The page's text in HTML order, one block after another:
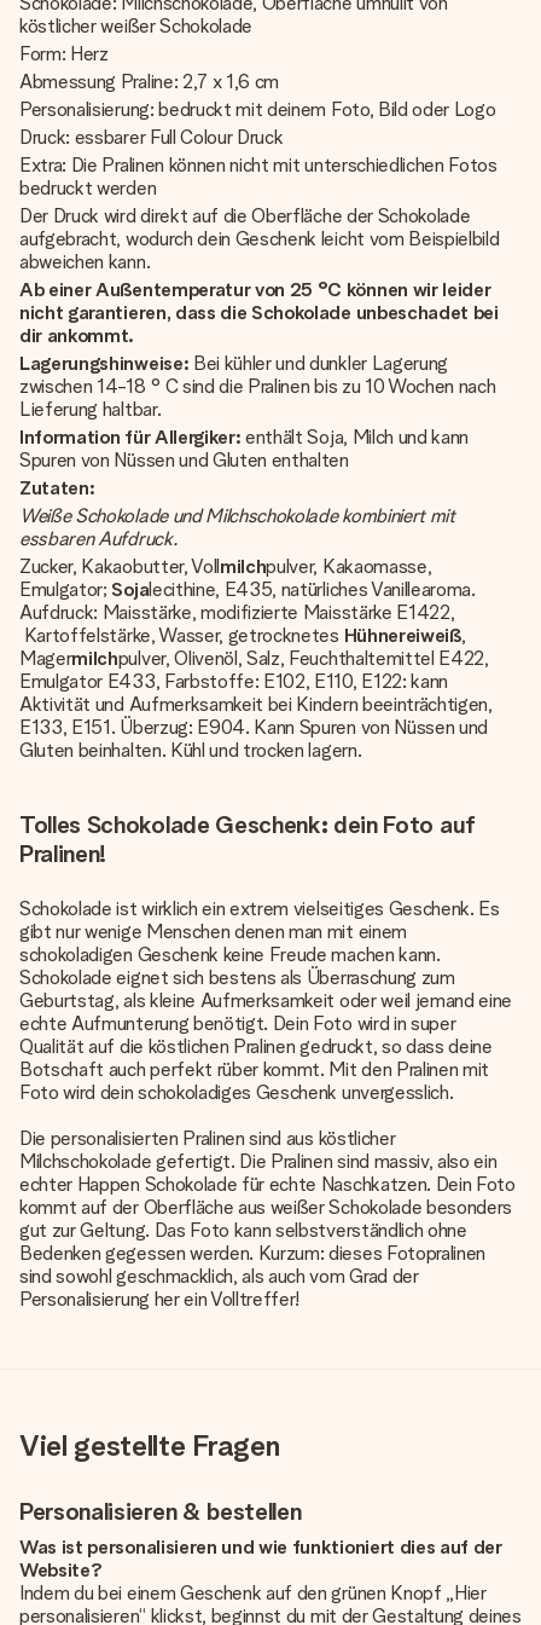
köstlicher weißer Schokolade
Form: Herz
Abmessung Praline: 2,7 x 1,6 cm
Personalisierung: bedruckt mit deinem Foto, Bild oder Logo
Druck: essbarer Full Colour Druck
Extra: Die Pralinen können nicht mit unterschiedlichen Fotos
bedruckt werden
Der Druck wird direkt auf die Oberfläche der Schokolade
aufgebracht, wodurch dein Geschenk leicht vom Beispielbild
abweichen kann.
Ab einer Außentemperatur von 25 °C können wir leider
nicht garantieren, dass die Schokolade unbeschadet bei
dir ankommt.
Lagerungshinweise: Bei kühler und dunkler Lagerung
zwischen 14-18 ° C sind die Pralinen bis zu 10 Wochen nach
Lieferung haltbar.
Information für Allergiker: enthält Soja, Milch und kann
Spuren von Nüssen und Gluten enthalten
Zutaten:
Weiße Schokolade und Milchschokolade kombiniert mit
essbaren Aufdruck.
Zucker, Kakaobutter, Vollmilchpulver, Kakaomasse,
Emulgator;Sojalecithine, E435, natürliches Vanillearoma.
Aufdruck: Maisstärke, modifizierte Maisstärke E1422,
Kartoffelstärke, Wasser, getrocknetes Hühnereiweiß,
Magermilchpulver, Olivenöl, Salz, Feuchthaltemittel E422,
Emulgator E433, Farbstoffe: E102, E110, E122: kann
Aktivität und Aufmerksamkeit bei Kindern beeinträchtigen,
E133, E151. Überzug: E904. Kann Spuren von Nüssen und
Gluten beinhalten. Kühl und trocken lagern.
Tolles Schokolade Geschenk: dein Foto auf
Pralinen!
Schokolade ist wirklich ein extrem vielseitiges Geschenk. Es
gibt nur wenige Menschen denen man mit einem
schokoladigen Geschenk keine Freude machen kann.
Schokolade eignet sich bestens als Überraschung zum
Geburtstag, als kleine Aufmerksamkeit oder weil jemand eine
echte Aufmunterung benötigt. Dein Foto wird in super
Qualität auf die köstlichen Pralinen gedruckt, so dass deine
Botschaft auch perfekt rüber kommt. Mit den Pralinen mit
Foto wird dein schokoladiges Geschenk unvergesslich.
Die personalisierten Pralinen sind aus köstlicher
Milchschokolade gefertigt. Die Pralinen sind massiv, also ein
echter Happen Schokolade für echte Naschkatzen. Dein Foto
kommt auf der Oberfläche aus weißer Schokolade besonders
gut zur Geltung. Das Foto kann selbstverständlich ohne
Bedenken gegessen werden. Kurzum: dieses Fotopralinen
sind sowohl geschmacklich, als auch vom Grad der
Personalisierung her ein Volltreffer!
Viel gestellte Fragen
Personalisieren & bestellen
Was ist personalisieren und wie funktioniert dies auf der
Website?
Indem du bei einem Geschenk auf den grünen Knopf „Hier
personalisieren“ klickst, beginnst du mit der Gestaltung deines